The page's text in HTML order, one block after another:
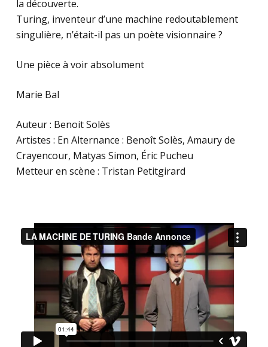
la découverte.
Turing, inventeur d’une machine redoutablement
singulière, n’était-il pas un poète visionnaire ?
Une pièce à voir absolument
Marie Bal
Auteur : Benoit Solès
Artistes : En Alternance : Benoît Solès, Amaury de
Crayencour, Matyas Simon, Éric Pucheu
Metteur en scène : Tristan Petitgirard